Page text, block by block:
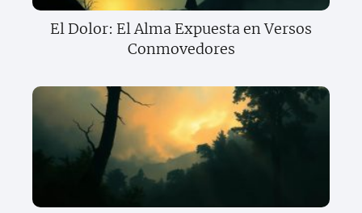
El Dolor: El Alma Expuesta en Versos
Conmovedores